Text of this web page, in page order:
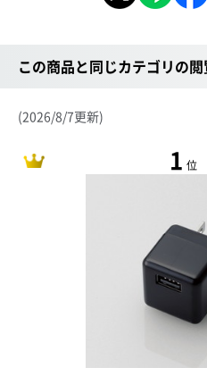
この商品と同じカテゴリの
(2026/8/7更新)
1 位